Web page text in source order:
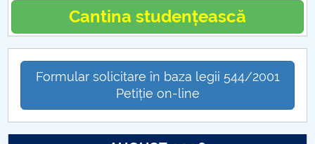
Thomas Molnar
In memoriam Luiza Petre PARVAN
Un model socio-politic deformat
Cantina studențească
Formular solicitare în baza legii 544/2001
Petiție on-line